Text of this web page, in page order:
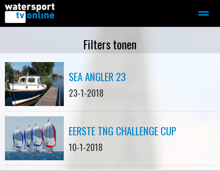
Motorboot-sloep Adverteren
Home Contact Bellen
Filters tonen
SEA ANGLER 23
23-1-2018
EERSTE TNG CHALLENGE CUP
10-1-2018